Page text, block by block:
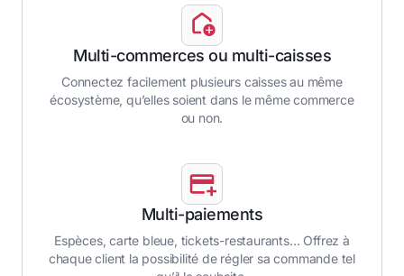
Multi-commerces ou multi-caisses
Connectez facilement plusieurs caisses au même
écosystème, qu’elles soient dans le même commerce
ou non.
Multi-paiements
Espèces, carte bleue, tickets-restaurants… Offrez à
chaque client la possibilité de régler sa commande tel